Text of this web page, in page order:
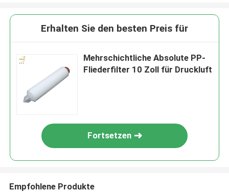
Erhalten Sie den besten Preis für
Mehrschichtliche Absolute PP-
Fliederfilter 10 Zoll für Druckluft
Fortsetzen
Empfohlene Produkte